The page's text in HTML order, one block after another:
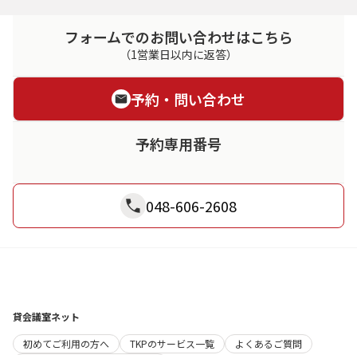
フォームでのお問い合わせはこちら
（1営業日以内に返答）
予約・問い合わせ
予約専用番号
048-606-2608
貸会議室ネット
初めてご利用の方へ
TKPのサービス一覧
よくあるご質問